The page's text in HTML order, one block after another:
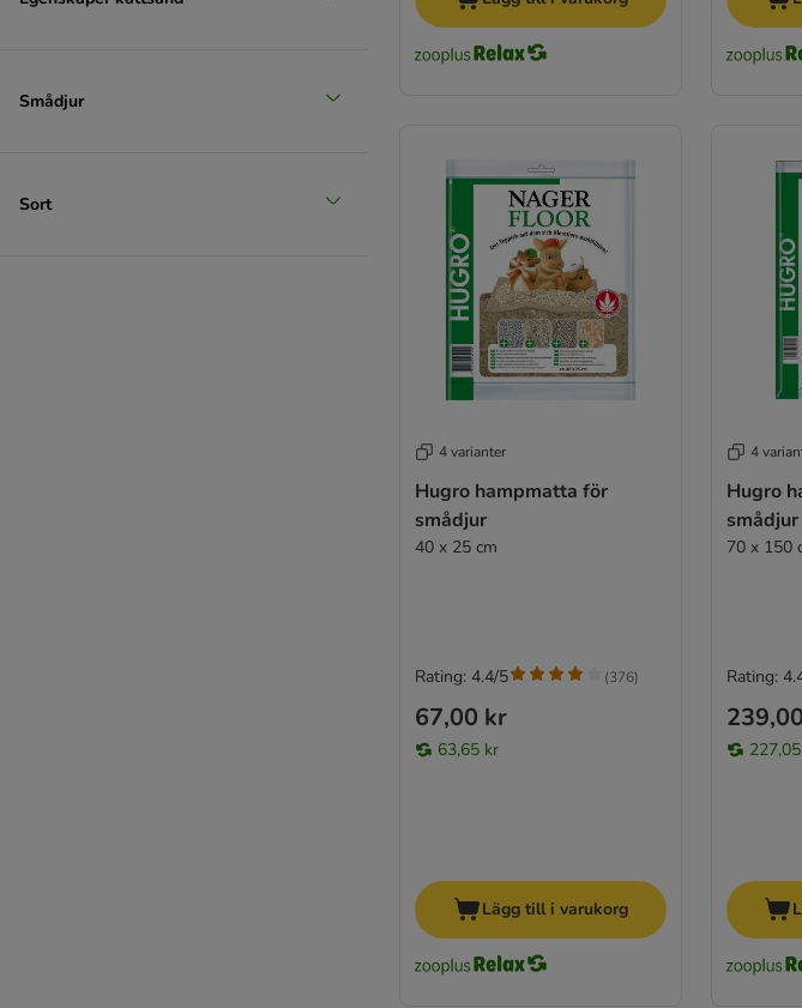
Smådjur
Sort
4 varianter
Hugro hampmatta för
smådjur
40 x 25 cm
67,00 kr
63,65 kr
Rating: 4.4/5 (376)
Lägg till i varukorg
4
Hugro
smådjur
70 x 150
Rating: